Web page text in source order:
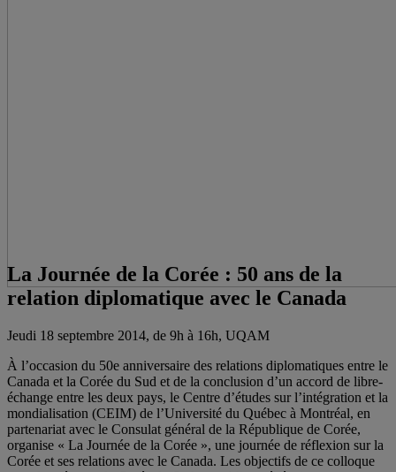
La Journée de la Corée : 50 ans de la
relation diplomatique avec le Canada
Jeudi 18 septembre 2014, de 9h à 16h, UQAM
À l’occasion du 50e anniversaire des relations diplomatiques entre le
Canada et la Corée du Sud et de la conclusion d’un accord de libre-
échange entre les deux pays, le Centre d’études sur l’intégration et la
mondialisation (CEIM) de l’Université du Québec à Montréal, en
partenariat avec le Consulat général de la République de Corée,
organise « La Journée de la Corée », une journée de réflexion sur la
Corée et ses relations avec le Canada. Les objectifs de ce colloque